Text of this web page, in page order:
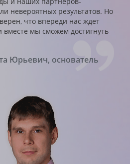
невероятных результатов. Но
что впереди нас ждет
вместе мы сможем достигнуть
Юрьевич, основатель